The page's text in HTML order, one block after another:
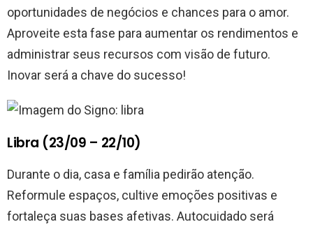
oportunidades de negócios e chances para o amor.
Aproveite esta fase para aumentar os rendimentos e
administrar seus recursos com visão de futuro.
Inovar será a chave do sucesso!
Libra (23/09 – 22/10)
Durante o dia, casa e família pedirão atenção.
Reformule espaços, cultive emoções positivas e
fortaleça suas bases afetivas. Autocuidado será